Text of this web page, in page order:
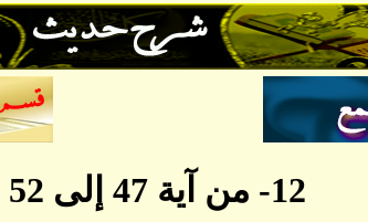
12- من آية 47 إلى 52